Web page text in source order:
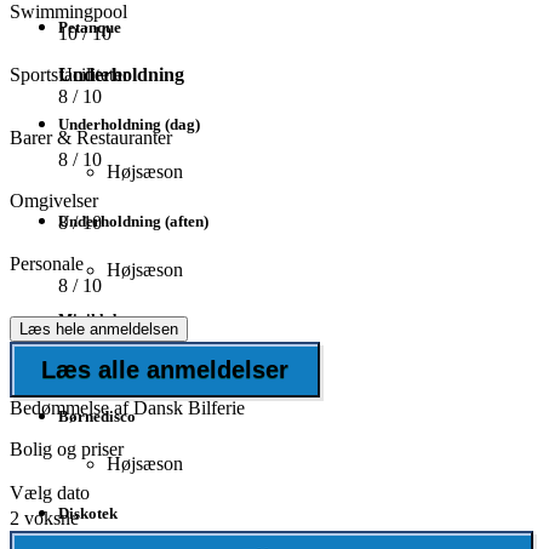
Petanque
Underholdning
Underholdning (dag)
Højsæson
Underholdning (aften)
Højsæson
Miniklub
Højsæson
Børnedisco
Højsæson
Diskotek
Swimmingpool
10/ 10
Sportsfaciliteter
8 / 10
Barer & Restauranter
8 / 10
Omgivelser
8/ 10
Personale
8 / 10
Læs hele anmeldelsen
Læs alle anmeldelser
Bedømmelse af Dansk Bilferie
Bolig og priser
Vælg dato
2 voksne